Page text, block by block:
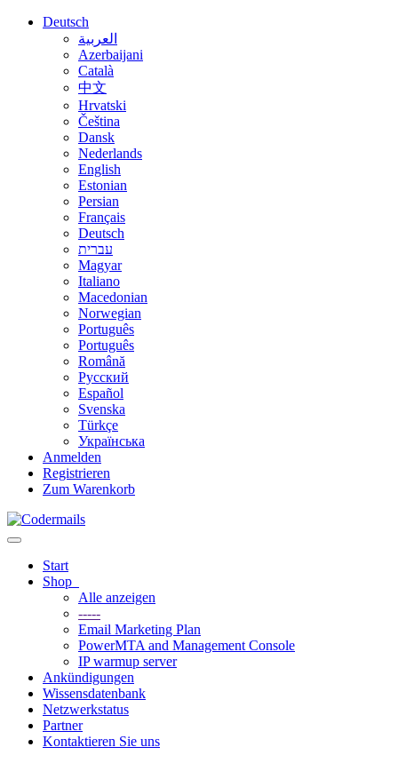
Deutsch
العربية
Azerbaijani
Català
中文
Hrvatski
Čeština
Dansk
Nederlands
English
Estonian
Persian
Français
Deutsch
עברית
Magyar
Italiano
Macedonian
Norwegian
Português
Português
Română
Русский
Español
Svenska
Türkçe
Українська
Anmelden
Registrieren
Zum Warenkorb
Navigation ein-/ausblenden
Start
Shop
Alle anzeigen
-----
Email Marketing Plan
PowerMTA and Management Console
IP warmup server
Ankündigungen
Wissensdatenbank
Netzwerkstatus
Partner
Kontaktieren Sie uns